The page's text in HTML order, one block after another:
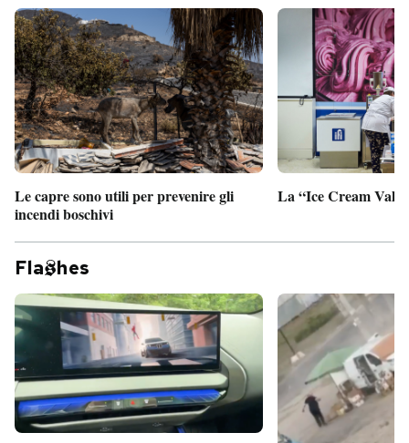
PODCAST
NEWSLETTER
SHOP
CALENDARIO
AREA PERSONALE
Entra
Le capre sono utili per prevenire gli
incendi boschivi
La “Ice Cream
Fla hes